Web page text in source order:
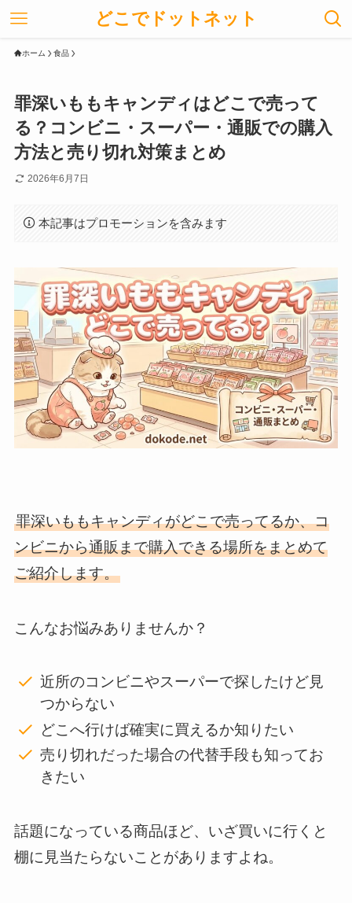
どこでドットネット
ホーム 食品
罪深いももキャンディはどこで売って
る？コンビニ・スーパー・通販での購入
方法と売り切れ対策まとめ
2026年6月7日
本記事はプロモーションを含みます
罪深いももキャンディがどこで売ってるか、コ
ンビニから通販まで購入できる場所をまとめて
ご紹介します。
こんなお悩みありませんか？
近所のコンビニやスーパーで探したけど見
つからない
どこへ行けば確実に買えるか知りたい
売り切れだった場合の代替手段も知ってお
きたい
話題になっている商品ほど、いざ買いに行くと
棚に見当たらないことがありますよね。